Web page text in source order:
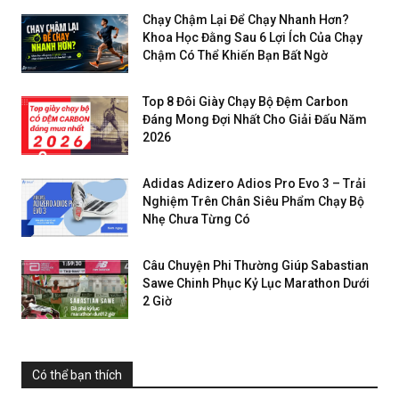
Chạy Chậm Lại Để Chạy Nhanh Hơn?
Khoa Học Đằng Sau 6 Lợi Ích Của Chạy
Chậm Có Thể Khiến Bạn Bất Ngờ
Top 8 Đôi Giày Chạy Bộ Đệm Carbon
Đáng Mong Đợi Nhất Cho Giải Đấu Năm
2026
Adidas Adizero Adios Pro Evo 3 – Trải
Nghiệm Trên Chân Siêu Phẩm Chạy Bộ
Nhẹ Chưa Từng Có
Câu Chuyện Phi Thường Giúp Sabastian
Sawe Chinh Phục Kỷ Lục Marathon Dưới
2 Giờ
Có thể bạn thích